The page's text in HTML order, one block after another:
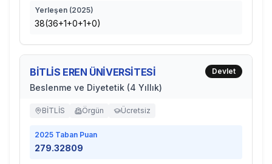
Yerleşen (2025)
38(36+1+0+1+0)
BİTLİS EREN ÜNİVERSİTESİ
Beslenme ve Diyetetik (4 Yıllık)
Devlet
BİTLİS Örgün Ücretsiz
2025 Taban Puan
279.32809